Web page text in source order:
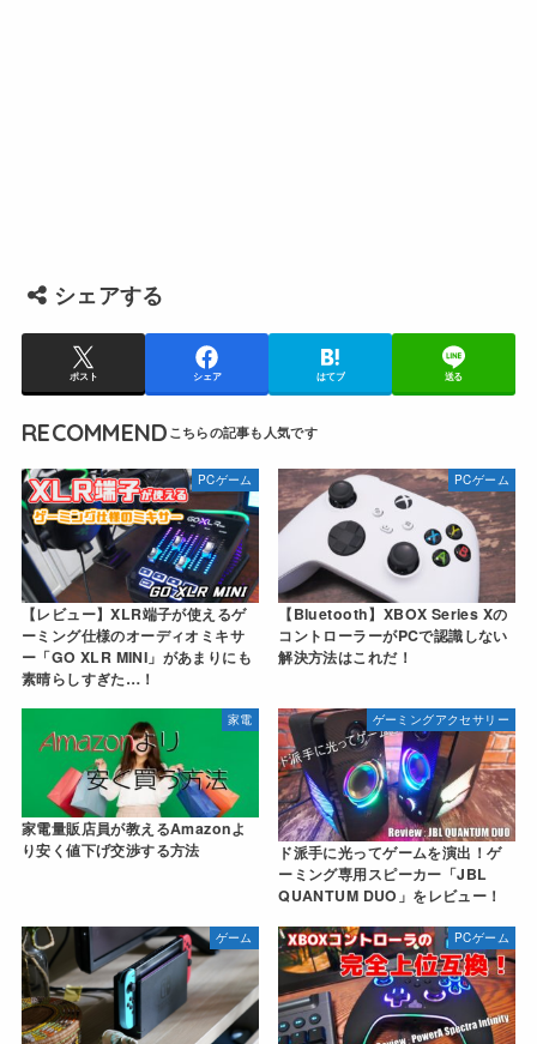
シェアする
ポスト シェア はてブ 送る
RECOMMEND
PCゲーム
【レビュー】XLR端子が使えるゲ
ーミング仕様のオーディオミキサ
ー「GO XLR MINI」があまりにも
素晴らしすぎた…！
PCゲーム
【Bluetooth】XBOX Series Xの
コントローラーがPCで認識しない
解決方法はこれだ！
家電
家電量販店員が教えるAmazonよ
り安く値下げ交渉する方法
ゲーミングアクセサリー
ド派手に光ってゲームを演出！ゲ
ーミング専用スピーカー「JBL
QUANTUM DUO」をレビュー！
ゲーム PCゲーム